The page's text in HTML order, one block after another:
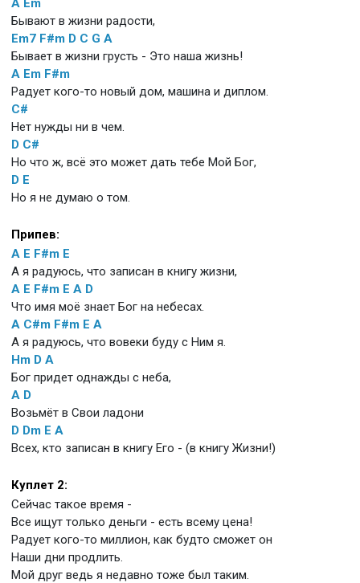
A Em
Бывают в жизни радости,
Em7 F#m D C G A
Бывает в жизни грусть - Это наша жизнь!
A Em F#m
Радует кого-то новый дом, машина и диплом.
C#
Нет нужды ни в чем.
D C#
Но что ж, всё это может дать тебе Мой Бог,
D E
Но я не думаю о том.
Припев:
A E F#m E
А я радуюсь, что записан в книгу жизни,
A E F#m E A D
Что имя моё знает Бог на небесах.
A C#m F#m E A
А я радуюсь, что вовеки буду с Ним я.
Hm D A
Бог придет однажды с неба,
A D
Возьмёт в Свои ладони
D Dm E A
Всех, кто записан в книгу Его - (в книгу Жизни!)
Куплет 2:
Сейчас такое время -
Все ищут только деньги - есть всему цена!
Радует кого-то миллион, как будто сможет он
Наши дни продлить.
Мой друг ведь я недавно тоже был таким.